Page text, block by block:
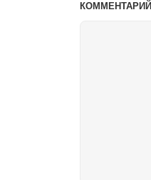
КОММЕНТАРИЙ